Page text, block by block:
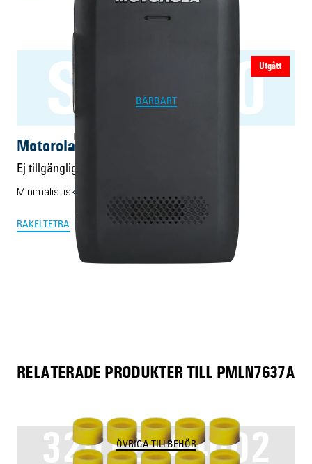
Utgått
ST7000
BÄRBART
Motorola ST7000
Ej tillgänglig
Minimalistisk Rakelmobil.
RAKELTETRA
RELATERADE PRODUKTER TILL PMLN7637A
32012144002
ÖVRIGA TILLBEHÖR